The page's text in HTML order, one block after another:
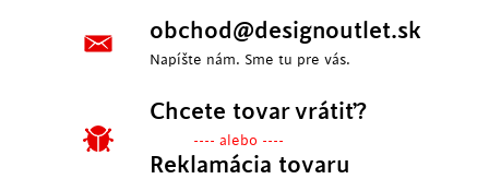
obchod@designoutlet.sk
Napíšte nám. Sme tu pre vás.
Chcete tovar vrátiť?
---- alebo ----
Reklamácia tovaru